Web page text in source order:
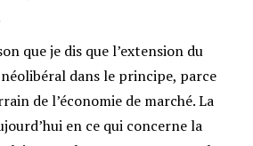
que je dis que l’extension du
dans le principe, parce
de l’économie de marché. La
en ce qui concerne la